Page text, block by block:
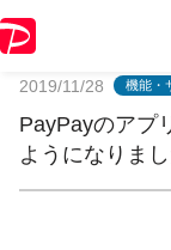
2019/11/28 機能・
PayPayのアプ
ようになりま